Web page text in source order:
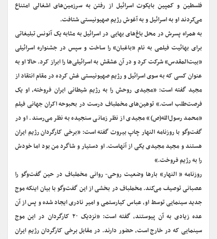
فلسطین و کمپین بایکوت اسرائیل از رفتن به سرزمین‌های اشغالی امتناع
می‌کردند او به اسرائیل و به آغوش رژیم صهیونیستی شتافت.
به همراه پسرش در محل باغ‌های بهایی در اسرائیل به مثابه یک آنونس تبلیغاتی
برای بهائیت فیلمی به نام «باغبان» را ساخت و سپس در جشنواره اسرائیلی
«‌بیت‌المقدس»‌ شرکت کرد و در آن عشقش به اسرائیلی‌ها را ابراز کرد. حالا او به
عنوان کسی که به سوی اسرائیل و رژیم صهیونیستی غش کرده در مقام انتقاد از
مجید گفته است: «مجیدی روحش را به رژیم شیطانی ایران فروخته، او یک
فرصت‌طلب است.» توهین‌های مخملباف درست در بحبوحه اکران جهانی فیلم
«محمد رسول‌الله(ص)» مجیدی از نظر زمانی سنجیده به نظر می‌رسند. او در
گفت‌و‌گو با روزنامه النهار چاپ بیروت گفته است: «برخی کارگردان رژیم ایران
هستند و مجید مجیدی یکی از آنهاست. او دستیار و شاگرد من بود اما خودش
را به رژیم فروخت.»
روزنامه « النهار»‌ بارها وضعیت روحی- روانی مخملباف در حین گفت‌و‌گو را
عصبانی توصیف می‌کند. مخملباف در بخشی از این گفت‌و‌گو با بیان اینکه موج
جدید سینمایی توسط او، عباس کیارستمی و امیر نادری ایجاد شده و پس از آن
عده زیادی به آن پیوستند، گفته است: «نزدیک ۲۰ کارگردان در این موج
سینمایی که در خارج است، حضور دارند. در مقابل برخی کارگردان رژیم ایران